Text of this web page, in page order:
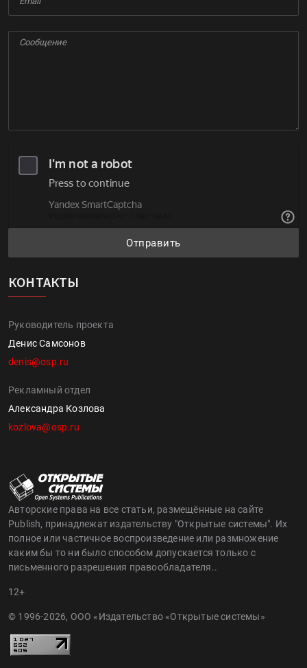
Отправить
КОНТАКТЫ
Руководитель проекта
Денис Самсонов
denis@osp.ru
Рекламный отдел
Александра Козлова
kozlova@osp.ru
Авторские права на все статьи, размещённые на сайте
Publish, принадлежат издательству "Открытые системы". Их
полное или частичное воспроизведение или размножение
каким бы то ни было способом допускается только с
письменного разрешения правообладателя..
12+
© 1996-2026, ООО «Издательство «Открытые системы»